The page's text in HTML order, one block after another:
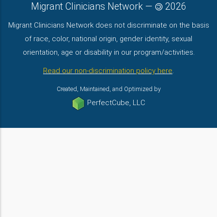
Migrant Clinicians Network — 2026
Migrant Clinicians Network does not discriminate on the basis
of race, color, national origin, gender identity, sexual
orientation, age or disability in our program/activities.
Read our non-discrimination policy here.
Created, Maintained, and Optimized by
PerfectCube, LLC